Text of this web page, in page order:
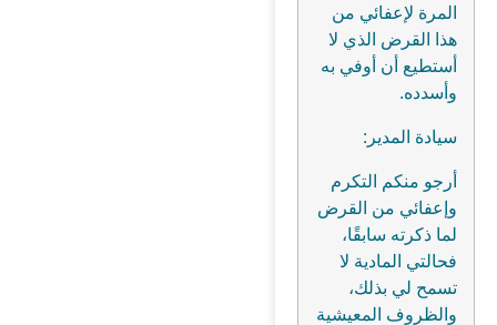
المرة لإعفائي من
هذا القرض الذي لا
أستطيع أن أوفي به
وأسدده.
سيادة المدير:
أرجو منكم التكرم
وإعفائي من القرض
لما ذكرته سابقًا،
فحالتي المادية لا
تسمح لي بذلك،
والظروف المعيشية